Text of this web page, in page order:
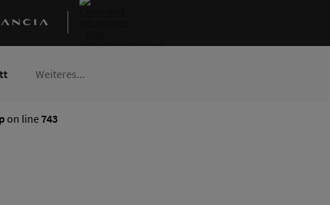
Weiteres...
on line743